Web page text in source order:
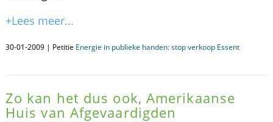
+Lees meer...
30-01-2009 | Petitie Energie in publieke handen: stop verkoop Essent
Zo kan het dus ook, Amerikaanse
Huis van Afgevaardigden